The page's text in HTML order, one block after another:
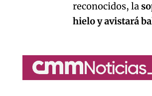
reconocidos, la
hielo y avistará